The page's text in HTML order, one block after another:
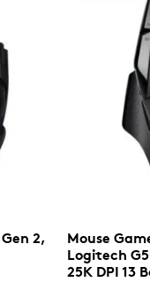
2,
Mouse
Logitech
25K DPI 13